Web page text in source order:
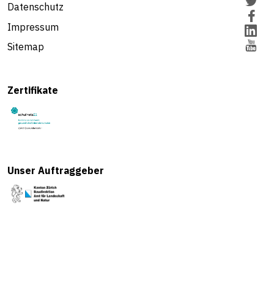
Datenschutz
Impressum
Sitemap
Zertifikate
Unser Auftraggeber